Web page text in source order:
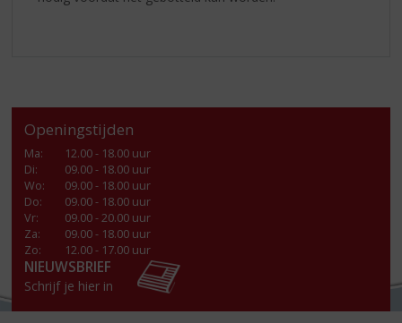
Openingstijden
Ma:
12.00 - 18.00 uur
Di:
09.00 - 18.00 uur
Wo:
09.00 - 18.00 uur
Do:
09.00 - 18.00 uur
Vr:
09.00 - 20.00 uur
Za:
09.00 - 18.00 uur
Zo:
12.00 - 17.00 uur
NIEUWSBRIEF
Schrijf je hier in